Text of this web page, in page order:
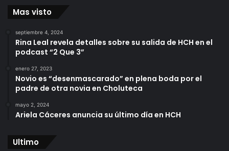
Mas visto
septiembre 4, 2024
Rina Leal revela detalles sobre su salida de HCH en el
podcast “2 Que 3”
enero 27, 2023
Novio es “desenmascarado” en plena boda por el
padre de otra novia en Choluteca
mayo 2, 2024
Ariela Cáceres anuncia su último día en HCH
Ultimo